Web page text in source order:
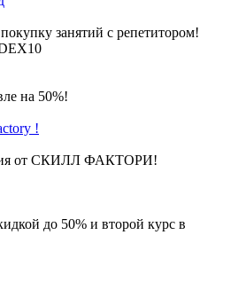
занятий с репетитором!
на 50%!
!
от СКИЛЛ ФАКТОРИ!
до 50% и второй курс в